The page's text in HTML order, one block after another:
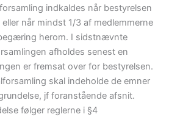
indkaldes når bestyrelsen
når mindst 1/3 af medlemmerne
herom. I sidstnævnte
afholdes senest en
er fremsat over for bestyrelsen.
skal indeholde de emner
jf foranstående afsnit.
følger reglerne i §4